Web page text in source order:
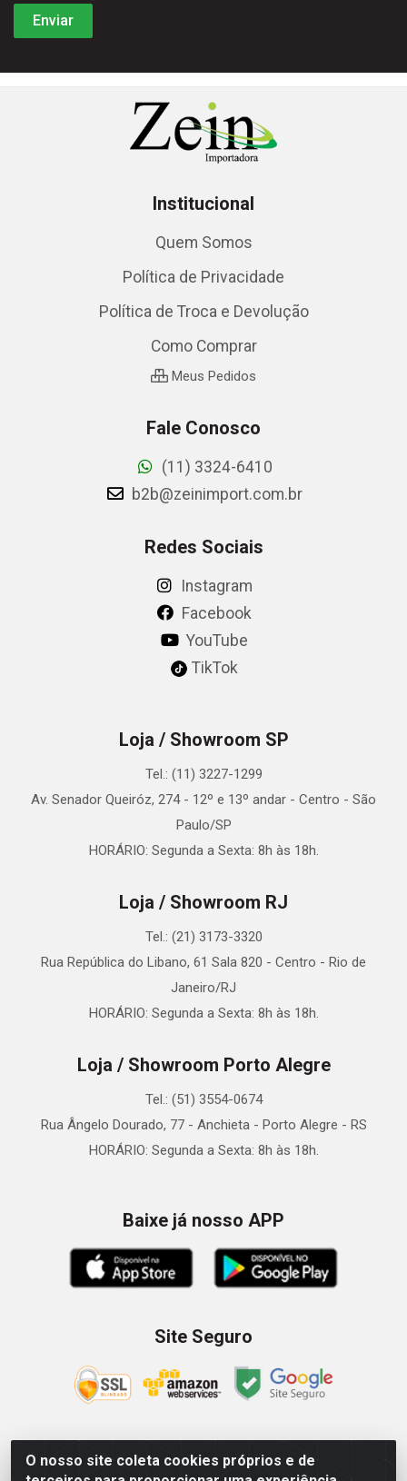
O nosso site coleta cookies próprios e de
Institucional
Quem Somos
Política de Privacidade
Política de Troca e Devolução
Como Comprar
Meus Pedidos
Fale Conosco
(11) 3324-6410
b2b@zeinimport.com.br
Redes Sociais
Instagram
Facebook
YouTube
TikTok
Loja / Showroom SP
Tel.: (11) 3227-1299
Av. Senador Queiróz, 274 - 12º e 13º andar - Centro - São
Paulo/SP
HORÁRIO: Segunda a Sexta: 8h às 18h.
Loja / Showroom RJ
Tel.: (21) 3173-3320
Rua República do Libano, 61 Sala 820 - Centro - Rio de
Janeiro/RJ
HORÁRIO: Segunda a Sexta: 8h às 18h.
Loja / Showroom Porto Alegre
Tel.: (51) 3554-0674
Rua Ângelo Dourado, 77 - Anchieta - Porto Alegre - RS
HORÁRIO: Segunda a Sexta: 8h às 18h.
Baixe já nosso APP
Site Seguro
Zein Importação e Comércio LTDA - Av. Senador Queiróz, 274